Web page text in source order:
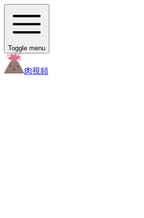
Toggle menu
肉視頻